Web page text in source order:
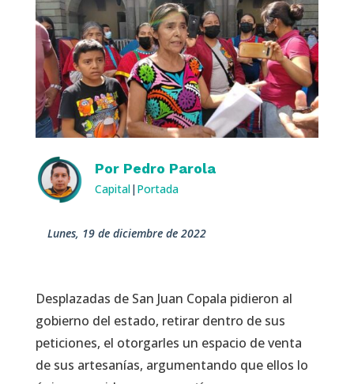
Por Pedro Parola
Capital| Portada
lunes, 19 de diciembre de 2022
Desplazadas de San Juan Copala pidieron al
gobierno del estado, retirar dentro de sus
peticiones, el otorgarles un espacio de venta
de sus artesanías, argumentando que ellos lo